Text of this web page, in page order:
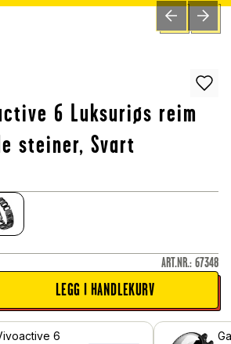
PREVIOUSNEXT
6 Luksuriøs reim
steiner, Svart
ART.NR.: 67348
LEGG I HANDLEKURV
6